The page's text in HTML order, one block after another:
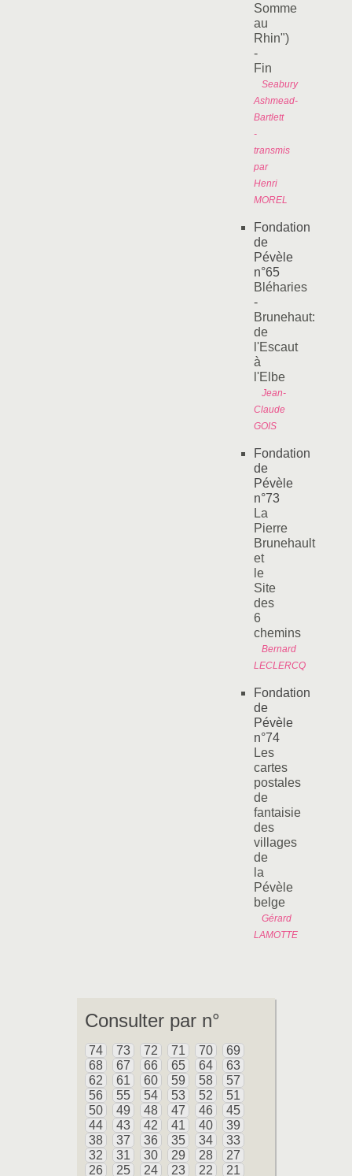
Somme
au
Rhin")
-
Fin
Seabury
Ashmead-
Bartlett
-
transmis
par
Henri
MOREL
Fondation
de
Pévèle
n°65
Bléharies
-
Brunehaut:
de
l'Escaut
à
l'Elbe
Jean-
Claude
GOIS
Fondation
de
Pévèle
n°73
La
Pierre
Brunehault
et
le
Site
des
6
chemins
Bernard
LECLERCQ
Fondation
de
Pévèle
n°74
Les
cartes
postales
de
fantaisie
des
villages
de
la
Pévèle
belge
Gérard
LAMOTTE
Consulter par n°
74 73 72 71 70
69
68
67 66 65 64
63
62
61 60 59 58
57
56
55 54 53 52
51
50
49 48 47 46
45
44
43 42 41 40
39
38
37 36 35 34
33
32
31 30 29 28
27
26
25 24 23 22
21